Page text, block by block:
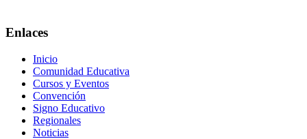
Enlaces
Inicio
Comunidad Educativa
Cursos y Eventos
Convención
Signo Educativo
Regionales
Noticias